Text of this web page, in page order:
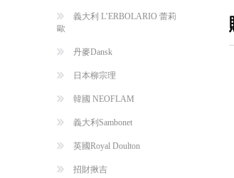
義大利 L’ERBOLARIO 蕾莉
歐
丹麥Dansk
日本柳宗理
韓國 NEOFLAM
義大利Sambonet
英國Royal Doulton
招財揪吉